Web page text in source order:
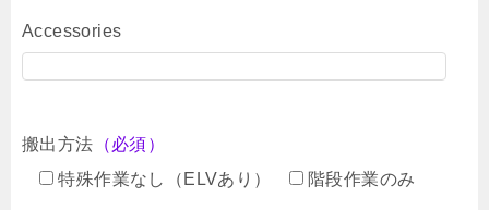
Accessories
搬出方法 （必須）
特殊作業なし（ELVあり）
階段作業のみ